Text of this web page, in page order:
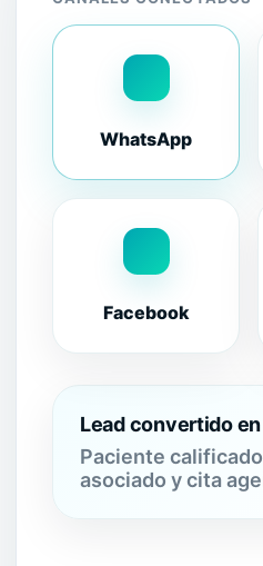
WhatsApp
Facebook
Lead convertido
Paciente
asociado y cita